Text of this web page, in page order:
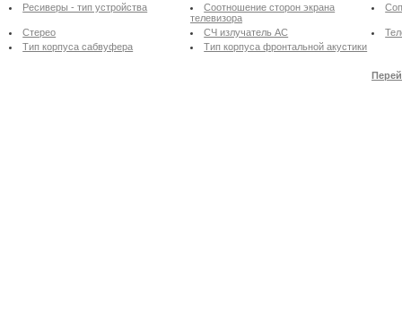
Ресиверы - тип устройства
Соотношение сторон экрана
телевизора
Стерео СЧ излучатель АС
Тип корпуса сабвуфера
Тип корпуса фронтальной акустики